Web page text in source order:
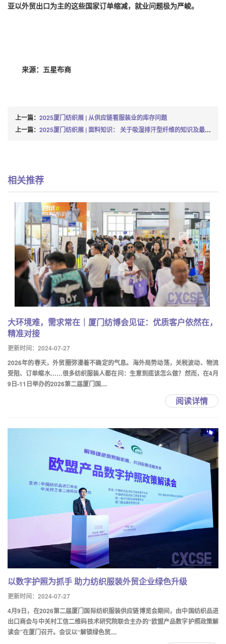
亚以外贸出口为主的这些国家订单缩减，就业问题极为严峻。
来源：五星布商
上一篇： 2025厦门纺织展 | 从供应链看服装业的库存问题
上一篇： 2025厦门纺织展 | 面料知识： 关于吸湿排汗型纤维的知识及最新发展，纺织人必看
相关推荐
大环境难，需求常在｜厦门纺博会见证：优质客户依然在，
精准对接
更新时间：2024-07-27
2026年的春天，外贸圈弥漫着不确定的气息。海外局势动荡，关税波动、物流
受阻、订单缩水……很多纺织服装人都在问：生意到底该怎么做？然而，在4月
9日-11日举办的2026第二届厦门国....
阅读详情
以数字护照为抓手 助力纺织服装外贸企业绿色升级
更新时间：2024-07-27
4月9日，在2026第二届厦门国际纺织服装供应链博览会期间，由中国纺织品进
出口商会与中关村工信二维码技术研究院联合主办的“欧盟产品数字护照政策解
读会”在厦门召开。会议以“解锁绿色贸....